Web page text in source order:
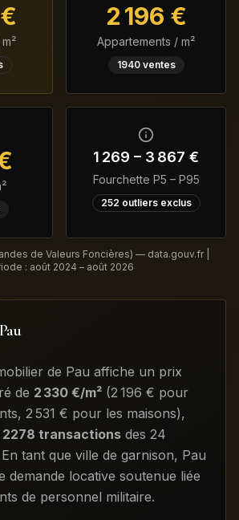
€ 2 196 €
Appartements / m²
1940ventes
1 269 – 3 867 €
Fourchette P5 – P95
252 outliers exclus
de Valeurs Foncières) — data.gouv.fr |
: août 2024 – août 2026
Pau
de Pau affiche un prix
de 2 330 €/m² (2 196 € pour
, 2 531 € pour les maisons),
2278 transactions des 24
En tant que ville de garnison, Pau
demande locative soutenue liée
de personnel militaire.